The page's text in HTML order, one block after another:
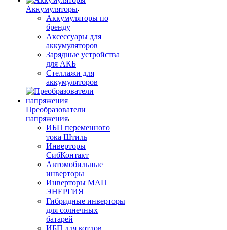
Аккумуляторы
Аккумуляторы по
бренду
Аксессуары для
аккумуляторов
Зарядные устройства
для АКБ
Стеллажи для
аккумуляторов
Преобразователи
напряжения
ИБП переменного
тока Штиль
Инверторы
СибКонтакт
Автомобильные
инверторы
Инверторы МАП
ЭНЕРГИЯ
Гибридные инверторы
для солнечных
батарей
ИБП для котлов